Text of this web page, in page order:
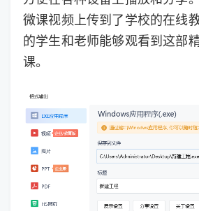
微课视频上传到了学校的在线
的学生和老师能够观看到这部
课。